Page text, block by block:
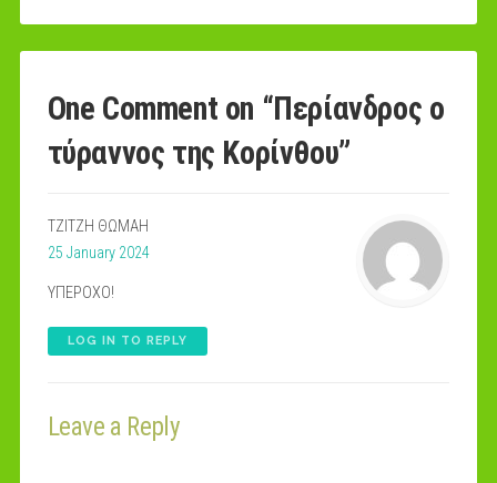
One Comment on “Περίανδρος ο
τύραννος της Κορίνθου”
ΤΖΙΤΖΗ ΘΩΜΑΗ
25 January 2024
ΥΠΕΡΟΧΟ!
LOG IN TO REPLY
Leave a Reply